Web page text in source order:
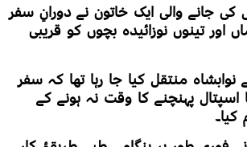
جانے والی ایک خاتون نے دورانِ سفر
تینوں نوزائیدہ بچوں کو قریبی
منتقل کیا جا رہا تھا کہ سفر
پہنچنے کا وقت نہ ہونے کے